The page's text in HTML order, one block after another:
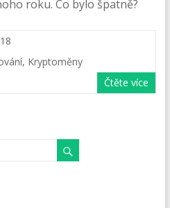
roku. Co bylo špatně?
, Kryptoměny
Čtěte více